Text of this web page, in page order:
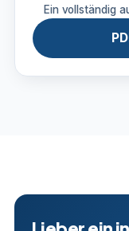
Ein vollständig